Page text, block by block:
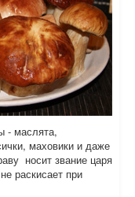
- маслята,
маховики и даже
носит звание царя
раскисает при